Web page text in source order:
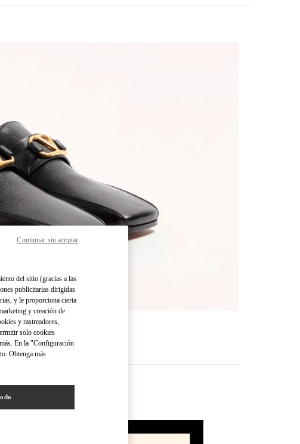
MÁS
Opens in New Tab
Accessories
del sitio (gracias a las
publicitarias dirigidas
y le proporciona cierta
y creación de
y rastreadores,
solo cookies
En la "Configuración
Obtenga más
Continuar sin aceptar